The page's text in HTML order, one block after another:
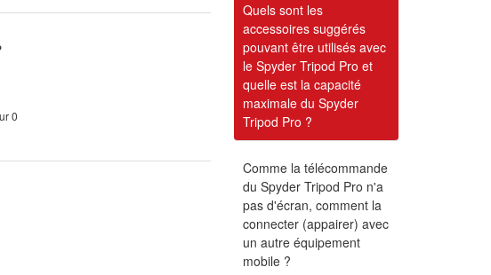
Quels sont les
accessoires suggérés
pouvant être utilisés avec
le Spyder Tripod Pro et
quelle est la capacité
maximale du Spyder
Tripod Pro ?
Comme la télécommande
du Spyder Tripod Pro n'a
pas d'écran, comment la
connecter (appairer) avec
un autre équipement
mobile ?
0